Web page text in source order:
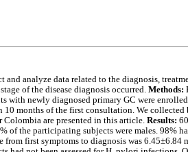
and analyze data related to the diagnosis,
of the disease diagnosis occurred. Methods:
with newly diagnosed primary GC were
months of the first consultation. We collected
are presented in this article. Results:
of the participating subjects were males. 98%
from first symptoms to diagnosis was